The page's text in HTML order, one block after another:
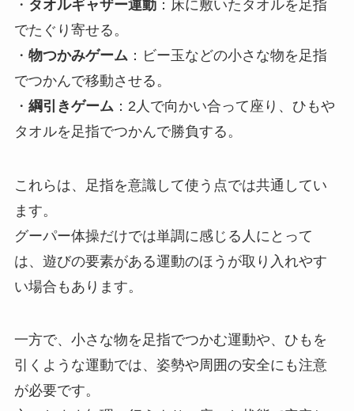
・ タオルギャザー運動：床に敷いたタオルを足指
でたぐり寄せる。
・ 物つかみゲーム ：ビー玉などの小さな物を足指
でつかんで移動させる。
・ 綱引きゲーム ：2人で向かい合って座り、ひもや
タオルを足指でつかんで勝負する。
これらは、足指を意識して使う点では共通してい
ます。
グーパー体操だけでは単調に感じる人にとって
は、遊びの要素がある運動のほうが取り入れやす
い場合もあります。
一方で、小さな物を足指でつかむ運動や、ひもを
引くような運動では、姿勢や周囲の安全にも注意
が必要です。